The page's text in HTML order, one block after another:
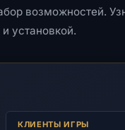
возможностей.
установкой.
КЛИЕНТЫ ИГРЫ